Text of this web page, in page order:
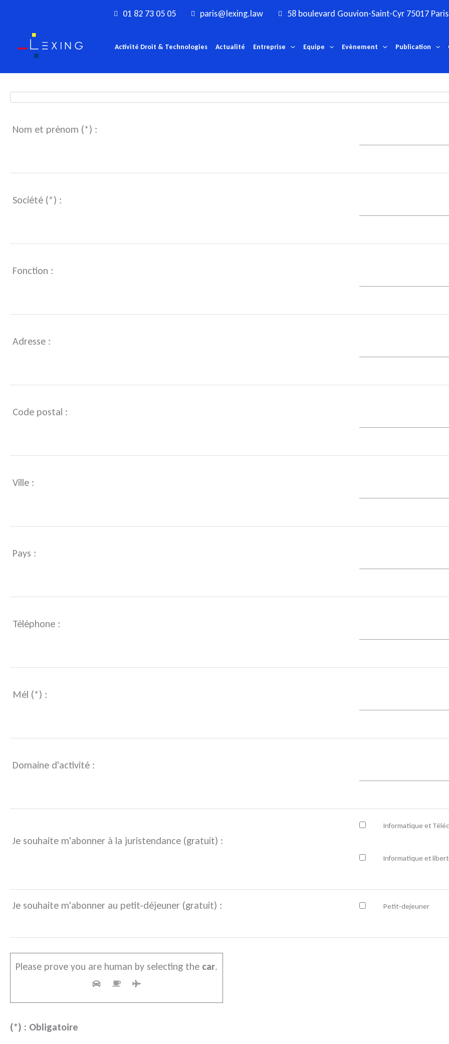
contenu
01 82 73 05 05 paris@lexing.law 58 boulevard Gouvion-Saint-Cyr 75017 Paris
Activité Droit & Technologies Actualité Entreprise Equipe Evènement Publication
Nom et prénom (*) :
Société (*) :
Fonction :
Adresse :
Code postal :
Ville :
Pays :
Téléphone :
Mél (*) :
Domaine d'activité :
Je souhaite m'abonner à la juristendance (gratuit) :
Informatique et
Informatique et
Je souhaite m'abonner au petit-déjeuner (gratuit) : Petit-dejeuner
Please prove you are human by selecting the car.
(*) : Obligatoire